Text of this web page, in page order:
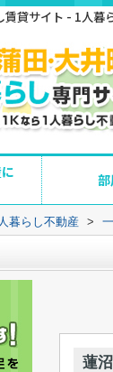
貸サイト - 1人暮
暮らし不動産 >
蓮